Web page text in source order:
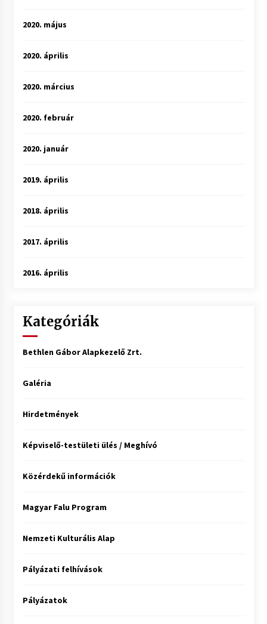
2020. május
2020. április
2020. március
2020. február
2020. január
2019. április
2018. április
2017. április
2016. április
Kategóriák
Bethlen Gábor Alapkezelő Zrt.
Galéria
Hirdetmények
Képviselő-testületi ülés / Meghívó
Közérdekű információk
Magyar Falu Program
Nemzeti Kulturális Alap
Pályázati felhívások
Pályázatok